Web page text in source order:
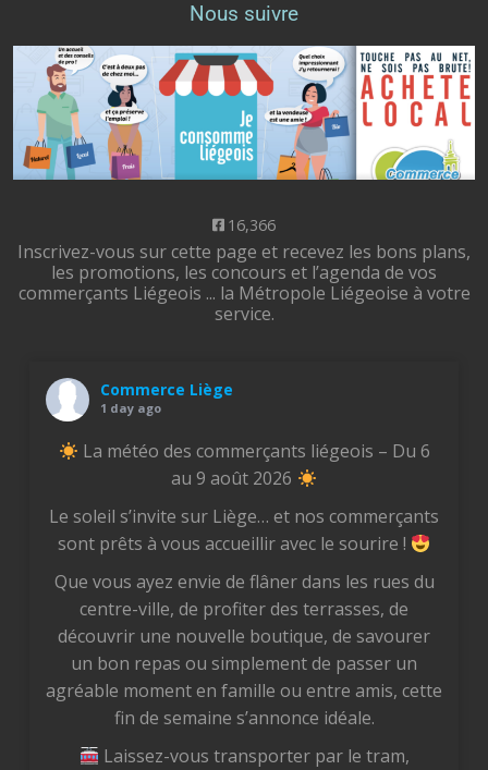
Nous suivre
16,366
Inscrivez-vous sur cette page et recevez les bons plans,
les promotions, les concours et l’agenda de vos
commerçants Liégeois ... la Métropole Liégeoise à votre
service.
Commerce Liège
1 day ago
La météo des commerçants liégeois – Du 6
au 9 août 2026
Le soleil s’invite sur Liège… et nos commerçants
sont prêts à vous accueillir avec le sourire !
Que vous ayez envie de flâner dans les rues du
centre-ville, de profiter des terrasses, de
découvrir une nouvelle boutique, de savourer
un bon repas ou simplement de passer un
agréable moment en famille ou entre amis, cette
fin de semaine s’annonce idéale.
Laissez-vous transporter par le tram,